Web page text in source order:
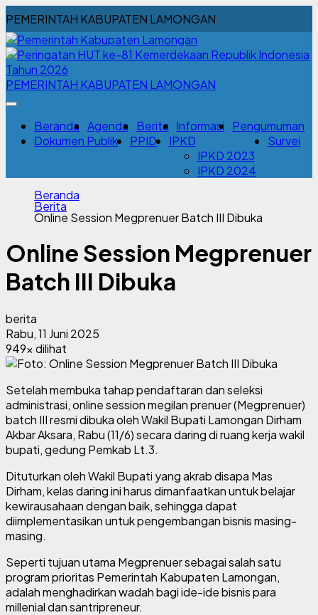
PEMERINTAH KABUPATEN LAMONGAN
PEMERINTAH KABUPATEN LAMONGAN
Beranda Agenda Berita Informasi
Pengumuman
Dokumen Publik
PPID
IPKD
IPKD 2023
IPKD 2024
Survei
Beranda
Berita
Online Session Megprenuer Batch III Dibuka
Online Session Megprenuer
Batch III Dibuka
berita
Rabu, 11 Juni 2025
949x dilihat
Setelah membuka tahap pendaftaran dan seleksi
administrasi, online session megilan prenuer (Megprenuer)
batch III resmi dibuka oleh Wakil Bupati Lamongan Dirham
Akbar Aksara, Rabu (11/6) secara daring di ruang kerja wakil
bupati, gedung Pemkab Lt.3.
Dituturkan oleh Wakil Bupati yang akrab disapa Mas
Dirham, kelas daring ini harus dimanfaatkan untuk belajar
kewirausahaan dengan baik, sehingga dapat
diimplementasikan untuk pengembangan bisnis masing-
masing.
Seperti tujuan utama Megprenuer sebagai salah satu
program prioritas Pemerintah Kabupaten Lamongan,
adalah menghadirkan wadah bagi ide-ide bisnis para
millenial dan santripreneur.